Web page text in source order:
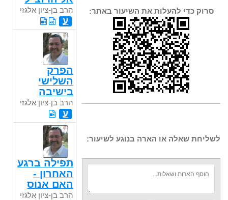
סרוק כדי להעלות את השיעור באתר:
לשליחת שאלה או הארה בנוגע לשיעור:
הרב בן-ציון אלגזי
ע
הפרק
השלישי
בישיבה
הרב בן-ציון אלגזי
ע
תפילה ברגע
האחרון -
האם אנוס
הרב בן-ציון אלגזי